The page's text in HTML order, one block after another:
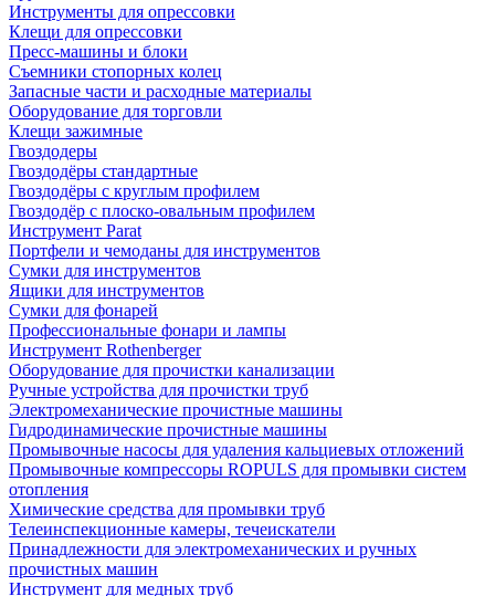
Инструменты для опрессовки
Клещи для опрессовки
Пресс-машины и блоки
Съемники стопорных колец
Запасные части и расходные материалы
Оборудование для торговли
Клещи зажимные
Гвоздодеры
Гвоздодёры стандартные
Гвоздодёры с круглым профилем
Гвоздодёр с плоско-овальным профилем
Инструмент Parat
Портфели и чемоданы для инструментов
Сумки для инструментов
Ящики для инструментов
Сумки для фонарей
Профессиональные фонари и лампы
Инструмент Rothenberger
Оборудование для прочистки канализации
Ручные устройства для прочистки труб
Электромеханические прочистные машины
Гидродинамические прочистные машины
Промывочные насосы для удаления кальциевых отложений
Промывочные компрессоры ROPULS для промывки систем
отопления
Химические средства для промывки труб
Телеинспекционные камеры, течеискатели
Принадлежности для электромеханических и ручных
прочистных машин
Инструмент для медных труб